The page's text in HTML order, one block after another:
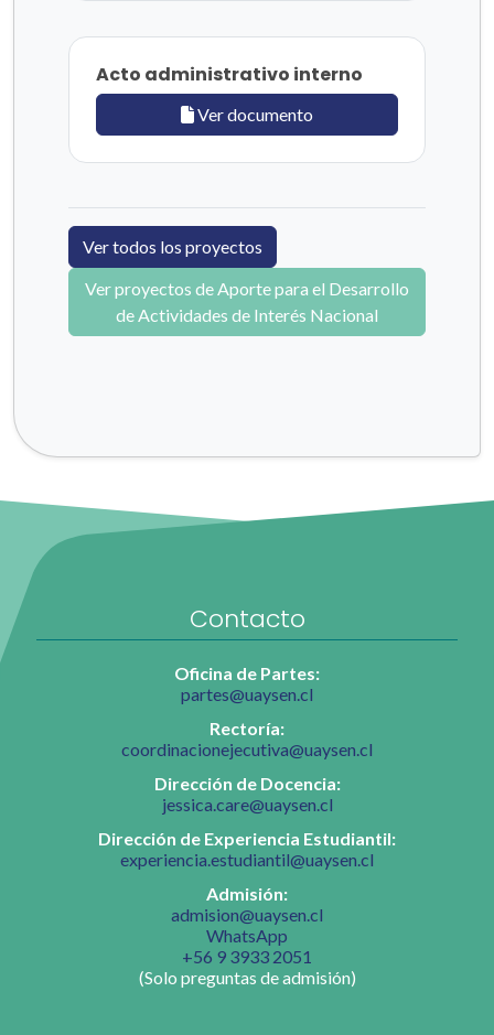
Acto administrativo interno
Ver documento
Ver todos los proyectos
Ver proyectos de Aporte para el Desarrollo
de Actividades de Interés Nacional
Contacto
Oficina de Partes:
partes@uaysen.cl
Rectoría:
coordinacionejecutiva@uaysen.cl
Dirección de Docencia:
jessica.care@uaysen.cl
Dirección de Experiencia Estudiantil:
experiencia.estudiantil@uaysen.cl
Admisión:
admision@uaysen.cl
WhatsApp
+56 9 3933 2051
(Solo preguntas de admisión)